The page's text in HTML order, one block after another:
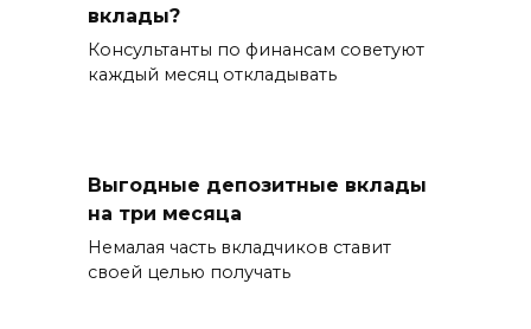
вклады?
Консультанты по финансам советуют
каждый месяц откладывать
Выгодные депозитные вклады
на три месяца
Немалая часть вкладчиков ставит
своей целью получать